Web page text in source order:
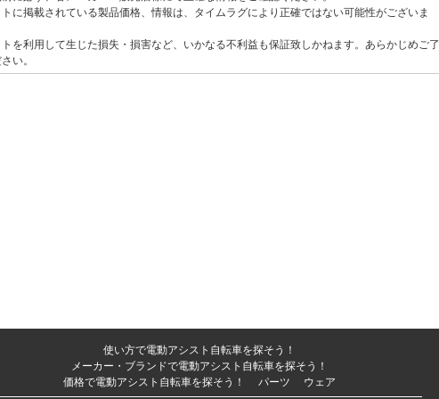
トに掲載されている製品価格、情報は、タイムラグにより正確ではない可能性がございま
トを利用して生じた損失・損害など、いかなる不利益も保証致しかねます。あらかじめご了
い。
使い方で電動アシスト自転車を探そう！
メーカー・ブランドで電動アシスト自転車を探そう！
価格で電動アシスト自転車を探そう！
パーツ ウェア